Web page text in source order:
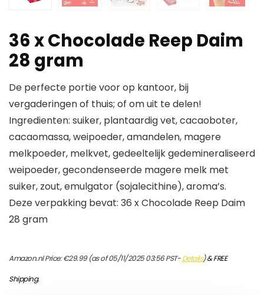
36 x Chocolade Reep Daim
28 gram
De perfecte portie voor op kantoor, bij
vergaderingen of thuis; of om uit te delen!
Ingredienten: suiker, plantaardig vet, cacaoboter,
cacaomassa, weipoeder, amandelen, magere
melkpoeder, melkvet, gedeeltelijk gedemineraliseerd
weipoeder, gecondenseerde magere melk met
suiker, zout, emulgator (sojalecithine), aroma’s.
Deze verpakking bevat: 36 x Chocolade Reep Daim
28 gram
Amazon.nl Price:€29.99(as of 05/11/2025 03:56 PST-Details)&FREE
Shipping.